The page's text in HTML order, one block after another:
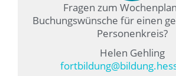
Fragen zum
Buchungswünsche für einen
Personenkreis?
Helen Gehling